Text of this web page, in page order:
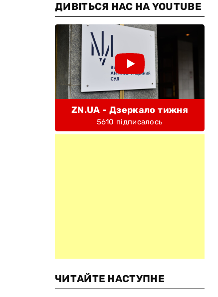
ДИВІТЬСЯ НАС НА YOUTUBE
ZN.UA - Дзеркало тижня
5610 підписалось
ЧИТАЙТЕ НАСТУПНЕ